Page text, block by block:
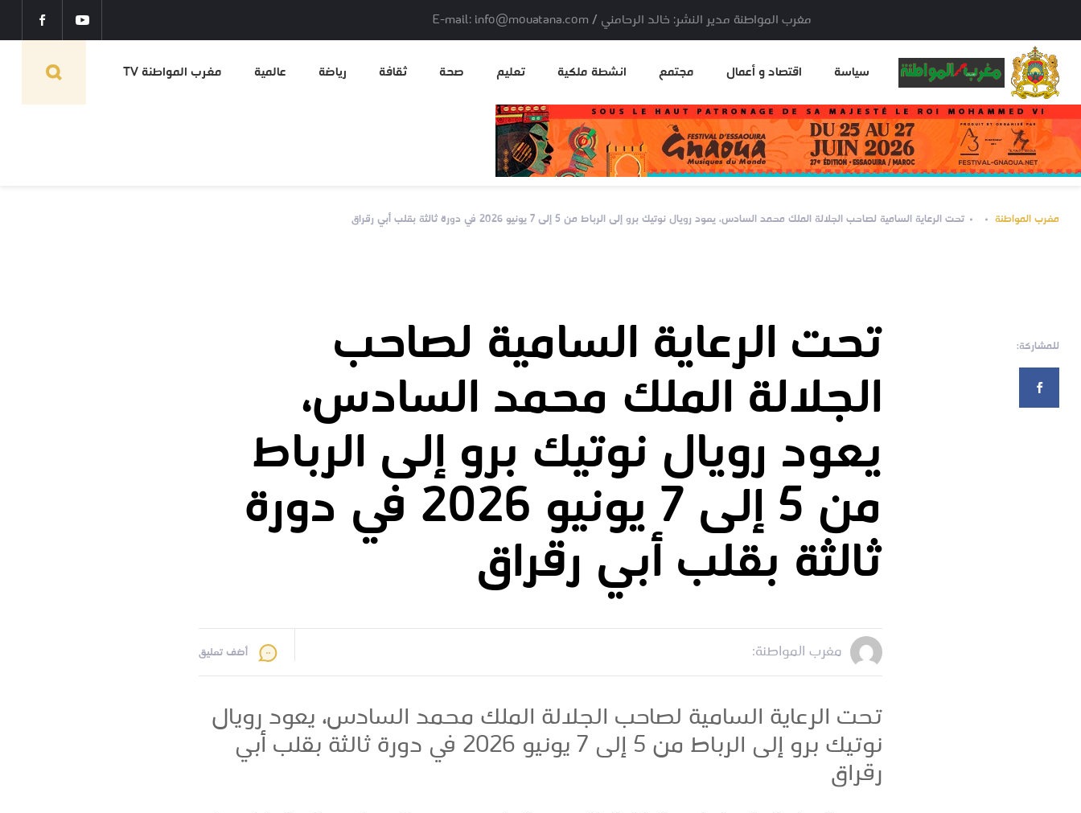
مغرب المواطنة مدير النشر: خالد الرحامني / E-mail: info@mouatana.com
سياسة اقتصاد و أعمال مجتمع انشطة ملكية تعليم صحة ثقافة رياضة عالمية مغرب المواطنة TV
مغرب المواطنة تحت الرعاية السامية لصاحب الجلالة الملك محمد السادس، يعود رويال نوتيك برو إلى الرباط من 5 إلى 7 يونيو 2026 في دورة ثالثة بقلب أبي رقراق
للمشاركة: تحت الرعاية السامية لصاحب
الجلالة الملك محمد السادس،
يعود رويال نوتيك برو إلى الرباط
من 5 إلى 7 يونيو 2026 في دورة
ثالثة بقلب أبي رقراق
مغرب المواطنة: أضف تعليق
تحت الرعاية السامية لصاحب الجلالة الملك محمد السادس، يعود رويال
نوتيك برو إلى الرباط من 5 إلى 7 يونيو 2026 في دورة ثالثة بقلب أبي
رقراق